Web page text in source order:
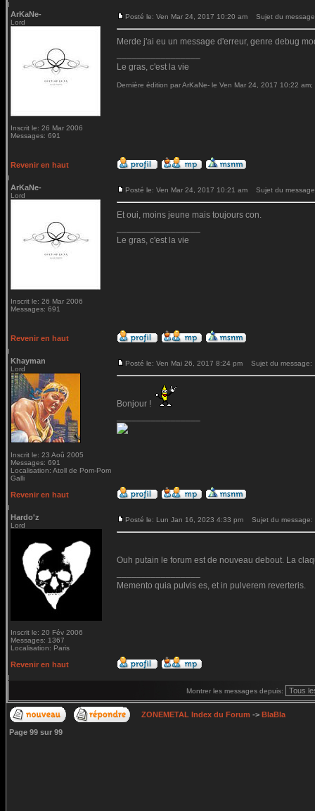
ArKaNe-
Lord
Inscrit le: 26 Mar 2006
Messages: 691
Posté le: Ven Mar 24, 2017 10:20 am Sujet du
Merde j'ai eu un message d'erreur, genre debug
Le gras, c'est la vie
Dernière édition par ArKaNe- le Ven Mar 24, 2017 10:22
Revenir en haut
ArKaNe-
Lord
Inscrit le: 26 Mar 2006
Messages: 691
Posté le: Ven Mar 24, 2017 10:21 am Sujet du
Et oui, moins jeune mais toujours con.
Le gras, c'est la vie
Revenir en haut
Khayman
Lord
Inscrit le: 23 Aoû 2005
Messages: 691
Localisation: Atoll de Pom-Pom
Galli
Posté le: Ven Mai 26, 2017 8:24 pm Sujet du message:
Bonjour !
Revenir en haut
Hardo'z
Lord
Inscrit le: 20 Fév 2006
Messages: 1367
Localisation: Paris
Posté le: Lun Jan 16, 2023 4:33 pm Sujet du message:
Ouh putain le forum est de nouveau debout. La
Memento quia pulvis es, et in pulverem reverteris.
Revenir en haut
Montrer les messages depuis:
ZONEMETAL Index du Forum -> BlaBla
Page 99 sur 99